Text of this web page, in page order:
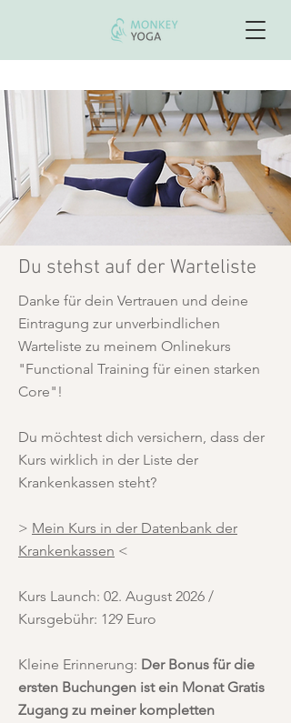
bezahlt
Du stehst auf der Warteliste
Danke für dein Vertrauen und deine
Eintragung zur unverbindlichen
Warteliste zu meinem Onlinekurs
"Functional Training für einen starken
Core"!
Du möchtest dich versichern, dass der
Kurs wirklich in der Liste der
Krankenkassen steht?
> Mein Kurs in der Datenbank der
Krankenkassen <
Kurs Launch: 02. August 2026 /
Kursgebühr: 129 Euro
Kleine Erinnerung: Der Bonus für die
ersten Buchungen ist ein Monat Gratis
Zugang zu meiner kompletten